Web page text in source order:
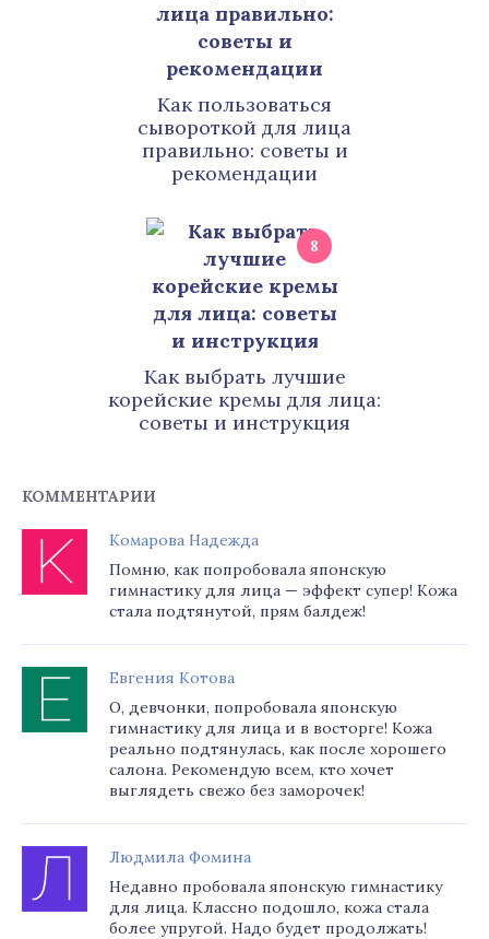
Как пользоваться
сывороткой для лица
правильно: советы и
рекомендации
8
Как выбрать лучшие
корейские кремы для лица:
советы и инструкция
КОММЕНТАРИИ
Комарова Надежда
Помню, как попробовала японскую
гимнастику для лица — эффект супер! Кожа
стала подтянутой, прям балдеж!
Евгения Котова
О, девчонки, попробовала японскую
гимнастику для лица и в восторге! Кожа
реально подтянулась, как после хорошего
салона. Рекомендую всем, кто хочет
выглядеть свежо без заморочек!
Людмила Фомина
Недавно пробовала японскую гимнастику
для лица. Классно подошло, кожа стала
более упругой. Надо будет продолжать!